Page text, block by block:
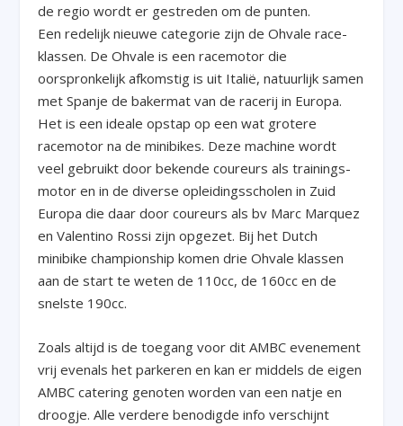
de regio wordt er gestreden om de punten.
Een redelijk nieuwe categorie zijn de Ohvale race-
klassen. De Ohvale is een racemotor die
oorspronkelijk afkomstig is uit Italië, natuurlijk samen
met Spanje de bakermat van de racerij in Europa.
Het is een ideale opstap op een wat grotere
racemotor na de minibikes. Deze machine wordt
veel gebruikt door bekende coureurs als trainings-
motor en in de diverse opleidingsscholen in Zuid
Europa die daar door coureurs als bv Marc Marquez
en Valentino Rossi zijn opgezet. Bij het Dutch
minibike championship komen drie Ohvale klassen
aan de start te weten de 110cc, de 160cc en de
snelste 190cc.
Zoals altijd is de toegang voor dit AMBC evenement
vrij evenals het parkeren en kan er middels de eigen
AMBC catering genoten worden van een natje en
droogje. Alle verdere benodigde info verschijnt